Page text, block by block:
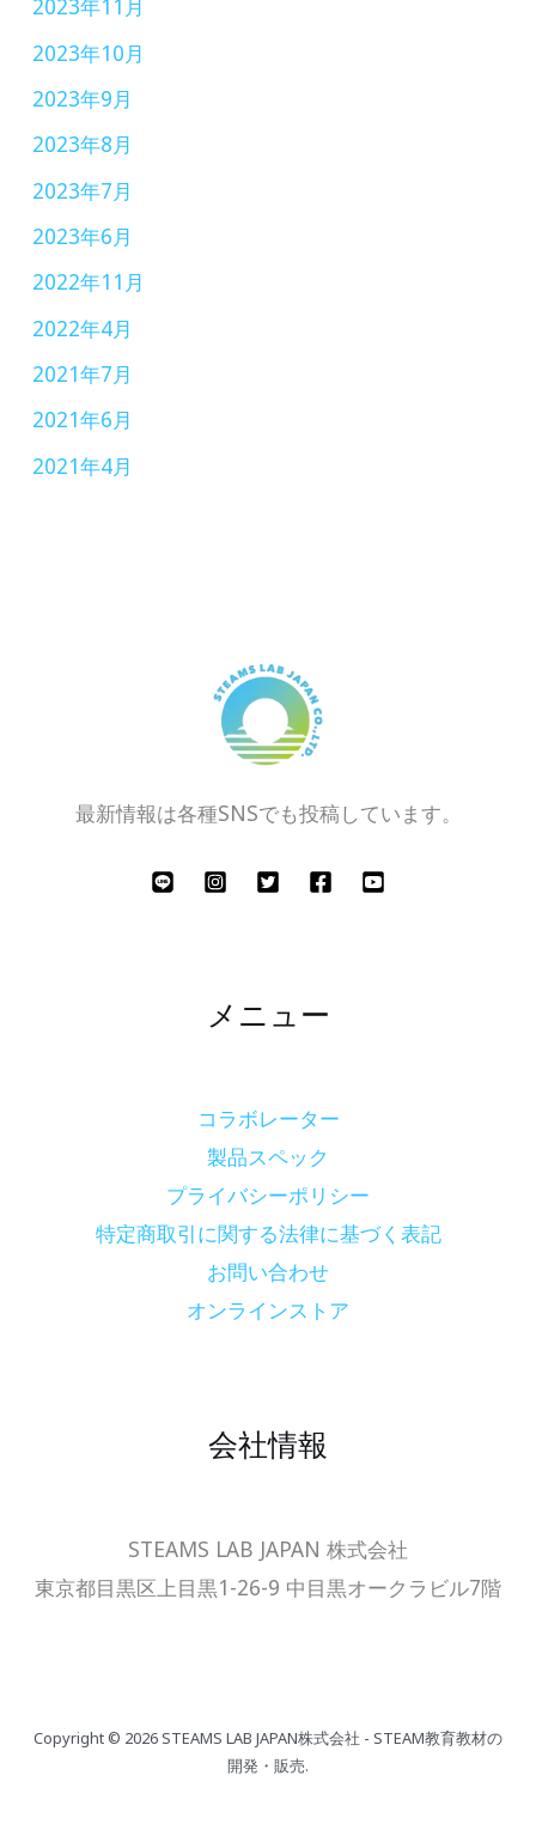
2023年11月
2023年10月
2023年9月
2023年8月
2023年7月
2023年6月
2022年11月
2022年4月
2021年7月
2021年6月
2021年4月
最新情報は各種SNSでも投稿しています。
メニュー
コラボレーター
製品スペック
プライバシーポリシー
特定商取引に関する法律に基づく表記
お問い合わせ
オンラインストア
会社情報
STEAMS LAB JAPAN 株式会社
東京都目黒区上目黒1-26-9 中目黒オークラビル7階
Copyright © 2026 STEAMS LAB JAPAN株式会社 - STEAM教育教材の
開発・販売.